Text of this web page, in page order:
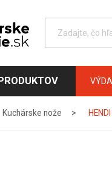
Kuchárske nože